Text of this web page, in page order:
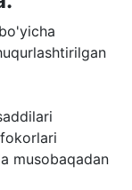
musobaqadan